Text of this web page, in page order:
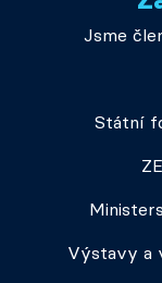
Jsme
Státní
Výstavy a